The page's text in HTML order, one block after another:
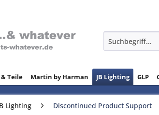
Teile Martin by Harman JB Lighting GLP
Lighting Discontinued Product Support